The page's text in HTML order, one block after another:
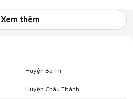
Xem thêm
Huyện Ba Tri
Huyện Châu Thành